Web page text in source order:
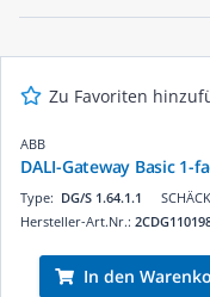
aus unserem
Zu Favoriten
ABB
DALI-Gateway Basic 1-
Type: DG/S 1.64.1.1
Hersteller-Art.Nr.:
In den